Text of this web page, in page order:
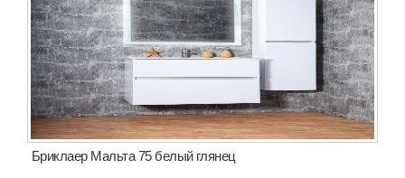
Бриклаер Мальта 75 белый глянец